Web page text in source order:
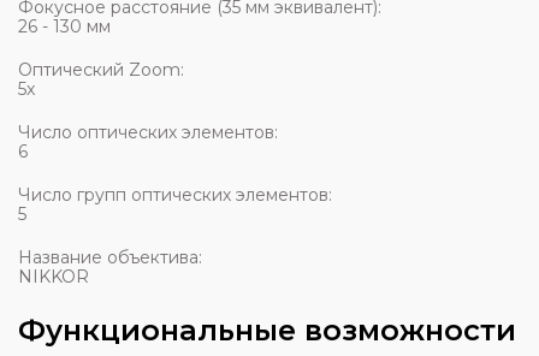
Фокусное расстояние (35 мм эквивалент):
26 - 130 мм
Оптический Zoom:
5x
Число оптических элементов:
6
Число групп оптических элементов:
5
Название объектива:
NIKKOR
Функциональные возможности